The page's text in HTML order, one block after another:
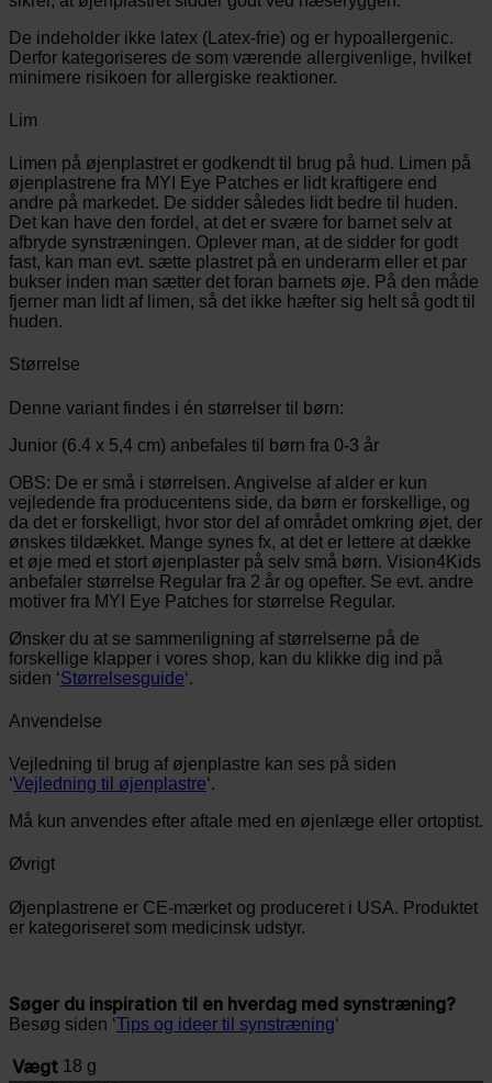
De indeholder ikke latex (Latex-frie) og er hypoallergenic.
Derfor kategoriseres de som værende allergivenlige, hvilket
minimere risikoen for allergiske reaktioner.
Lim
Limen på øjenplastret er godkendt til brug på hud. Limen på
øjenplastrene fra MYI Eye Patches er lidt kraftigere end
andre på markedet. De sidder således lidt bedre til huden.
Det kan have den fordel, at det er svære for barnet selv at
afbryde synstræningen. Oplever man, at de sidder for godt
fast, kan man evt. sætte plastret på en underarm eller et par
bukser inden man sætter det foran barnets øje. På den måde
fjerner man lidt af limen, så det ikke hæfter sig helt så godt til
huden.
Størrelse
Denne variant findes i én størrelser til børn:
Junior (6.4 x 5,4 cm) anbefales til børn fra 0-3 år
OBS: De er små i størrelsen. Angivelse af alder er kun
vejledende fra producentens side, da børn er forskellige, og
da det er forskelligt, hvor stor del af området omkring øjet, der
ønskes tildækket. Mange synes fx, at det er lettere at dække
et øje med et stort øjenplaster på selv små børn. Vision4Kids
anbefaler størrelse Regular fra 2 år og opefter. Se evt. andre
motiver fra MYI Eye Patches for størrelse Regular.
Ønsker du at se sammenligning af størrelserne på de
forskellige klapper i vores shop, kan du klikke dig ind på
siden ‘Størrelsesguide‘.
Anvendelse
Vejledning til brug af øjenplastre kan ses på siden
‘Vejledning til øjenplastre‘.
Må kun anvendes efter aftale med en øjenlæge eller ortoptist.
Øvrigt
Øjenplastrene er CE-mærket og produceret i USA. Produktet
er kategoriseret som medicinsk udstyr.
Søger du inspiration til en hverdag med synstræning?
Besøg siden ‘Tips og ideer til synstræning‘
Vægt 18 g